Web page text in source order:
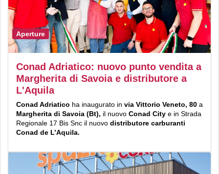
Aperture
Conad Adriatico: nuovo punto vendita a
Margherita di Savoia e distributore a
L'Aquila
Conad Adriatico ha inaugurato in via Vittorio Veneto, 80 a
Margherita di Savoia (Bt), il nuovo Conad City e in Strada
Regionale 17 Bis Snc il nuovo distributore carburanti
Conad de L’Aquila.